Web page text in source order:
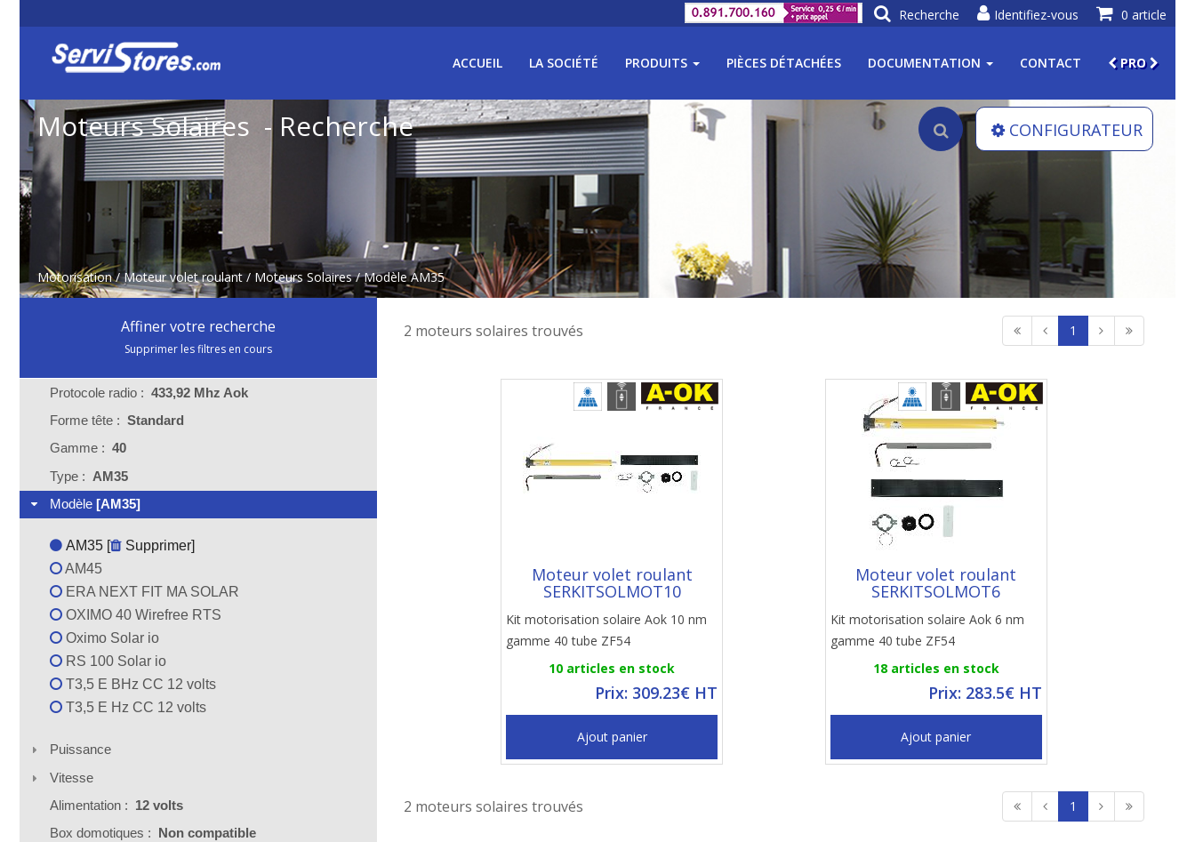
0 article
Identifiez-vous
Recherche
ACCUEIL LA SOCIÉTÉ PRODUITS PIÈCES DÉTACHÉES DOCUMENTATION CONTACT PRO
Moteurs Solaires - Recherche
Motorisation /Moteur volet roulant / Moteurs Solaires / Modèle AM35
CONFIGURATEUR
Affiner votre recherche
Supprimer les filtres en cours
Protocole radio : 433,92 Mhz Aok
Forme tête : Standard
Gamme : 40
Type : AM35
Modèle [AM35]
AM35 [ Supprimer]
AM45
ERA NEXT FIT MA SOLAR
OXIMO 40 Wirefree RTS
Oximo Solar io
RS 100 Solar io
T3,5 E BHz CC 12 volts
T3,5 E Hz CC 12 volts
Puissance
Vitesse
Alimentation : 12 volts
Box domotiques :
Non compatible
2 moteurs solaires trouvés 1
Moteur volet roulant
SERKITSOLMOT10
Kit motorisation solaire Aok 10 nm
gamme 40 tube ZF54
10 articles en stock
Prix: 309.23€ HT
Ajout panier
Moteur volet roulant
SERKITSOLMOT6
Kit motorisation solaire Aok 6 nm
gamme 40 tube ZF54
18 articles en stock
Prix: 283.5€ HT
Ajout panier
2 moteurs solaires trouvés 1